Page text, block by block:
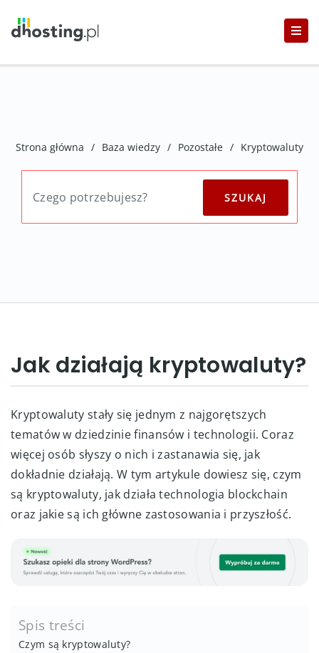
Strona główna / Baza wiedzy / Pozostałe / Kryptowaluty
Jak działają kryptowaluty?
Kryptowaluty stały się jednym z najgorętszych
tematów w dziedzinie finansów i technologii. Coraz
więcej osób słyszy o nich i zastanawia się, jak
dokładnie działają. W tym artykule dowiesz się, czym
są kryptowaluty, jak działa technologia blockchain
oraz jakie są ich główne zastosowania i przyszłość.
Spis treści
Czym są kryptowaluty?